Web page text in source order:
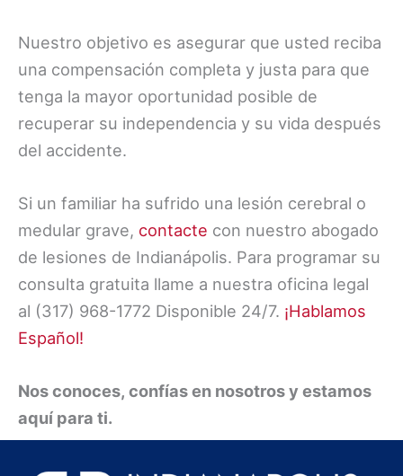
Nuestro objetivo es asegurar que usted reciba
una compensación completa y justa para que
tenga la mayor oportunidad posible de
recuperar su independencia y su vida después
del accidente.
Si un familiar ha sufrido una lesión cerebral o
medular grave, contacte con nuestro abogado
de lesiones de Indianápolis. Para programar su
consulta gratuita llame a nuestra oficina legal
al (317) 968-1772 Disponible 24/7. ¡Hablamos
Español!
Nos conoces, confías en nosotros y estamos
aquí para ti.